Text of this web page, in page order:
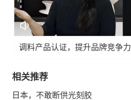
调料产品认证，提升品牌竞争力
相关推荐
日本，不敢断供光刻胶